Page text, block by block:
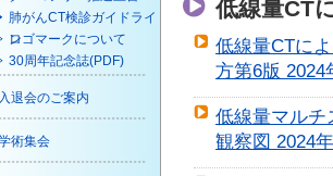
肺がんCT検診ガイドライ
ン
ロゴマークについて
30周年記念誌(PDF)
入退会のご案内
術集会
低線量CT
低線量CTに
方第6版 2024
低線量マルチ
観察図 2024